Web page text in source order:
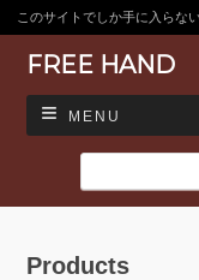
このサイトでしか手に入らな
FREE HAND
MENU
Products